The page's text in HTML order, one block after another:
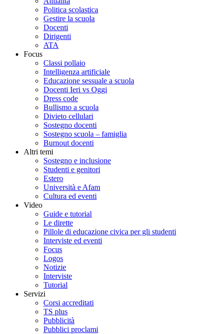
Politica scolastica
Gestire la scuola
Docenti
Dirigenti
ATA
Focus
Classi pollaio
Intelligenza artificiale
Educazione sessuale a scuola
Docenti Ieri vs Oggi
Dress code
Bullismo a scuola
Divieto cellulari
Sostegno docenti
Sostegno scuola – famiglia
Burnout docenti
Altri temi
Sostegno e inclusione
Studenti e genitori
Estero
Università e Afam
Cultura ed eventi
Video
Guide e tutorial
Le dirette
Pillole di educazione civica per gli studenti
Interviste ed eventi
Focus
Logos
Notizie
Interviste
Tutorial
Servizi
Corsi accreditati
TS plus
Pubblicità
Pubblici proclami